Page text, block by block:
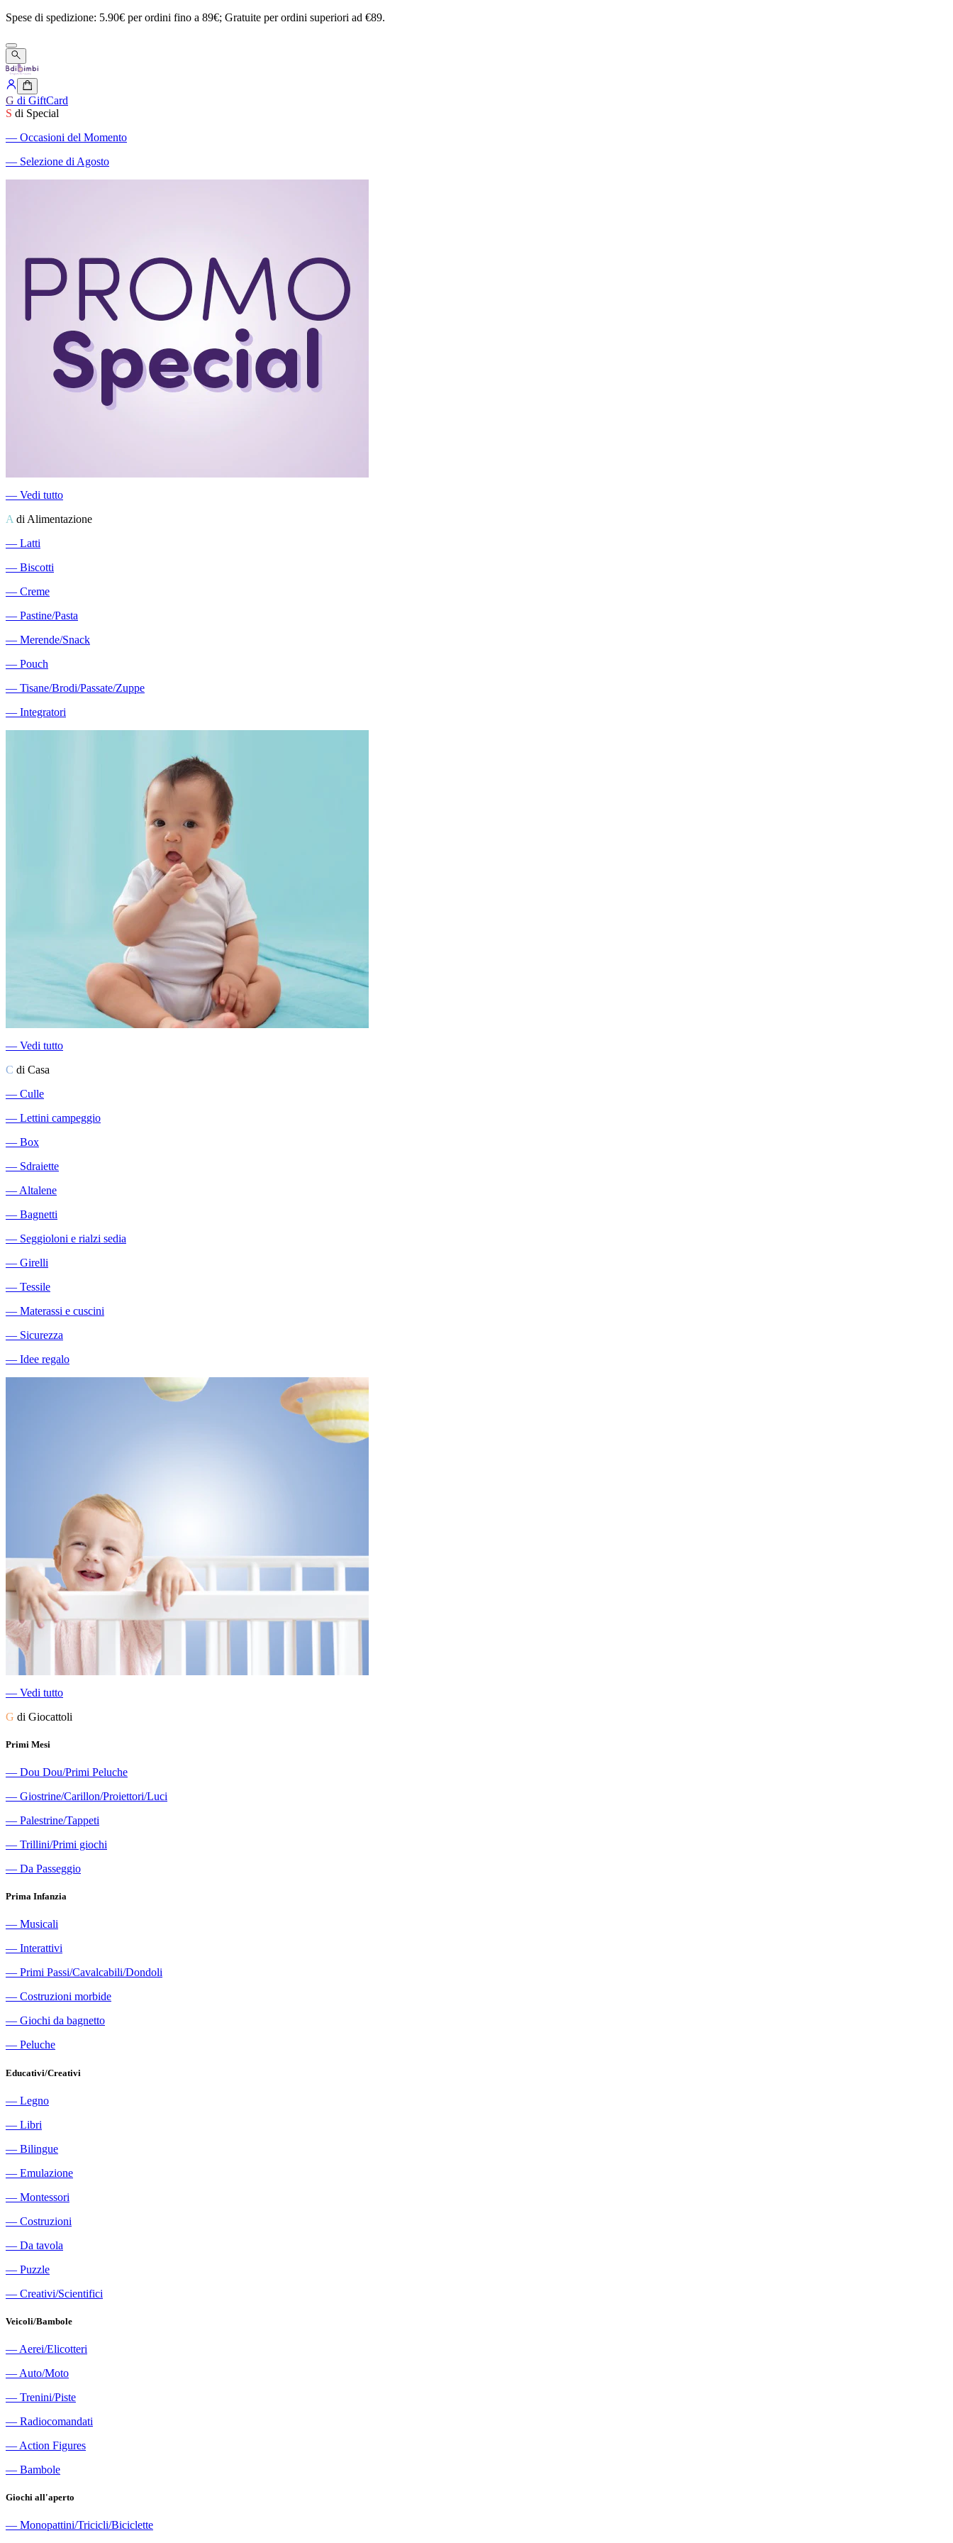
Spese di spedizione: 5.90€ perordini fino a 89€; Gratuite perordini superiori ad €89.
G di GiftCard
S di Special
― Occasioni del Momento
― Selezione di Agosto
― Vedi tutto
A di Alimentazione
― Latti
― Biscotti
― Creme
― Pastine/Pasta
― Merende/Snack
― Pouch
― Tisane/Brodi/Passate/Zuppe
― Integratori
― Vedi tutto
C di Casa
― Culle
― Lettini campeggio
― Box
― Sdraiette
― Altalene
― Bagnetti
― Seggioloni e rialzi sedia
― Girelli
― Tessile
― Materassi e cuscini
― Sicurezza
― Idee regalo
― Vedi tutto
G di Giocattoli
Primi Mesi
― Dou Dou/Primi Peluche
― Giostrine/Carillon/Proiettori/Luci
― Palestrine/Tappeti
― Trillini/Primi giochi
― Da Passeggio
Prima Infanzia
― Musicali
― Interattivi
― Primi Passi/Cavalcabili/Dondoli
― Costruzioni morbide
― Giochi da bagnetto
― Peluche
Educativi/Creativi
― Legno
― Libri
― Bilingue
― Emulazione
― Montessori
― Costruzioni
― Da tavola
― Puzzle
― Creativi/Scientifici
Veicoli/Bambole
― Aerei/Elicotteri
― Auto/Moto
― Trenini/Piste
― Radiocomandati
― Action Figures
― Bambole
Giochi all'aperto
― Monopattini/Tricicli/Biciclette